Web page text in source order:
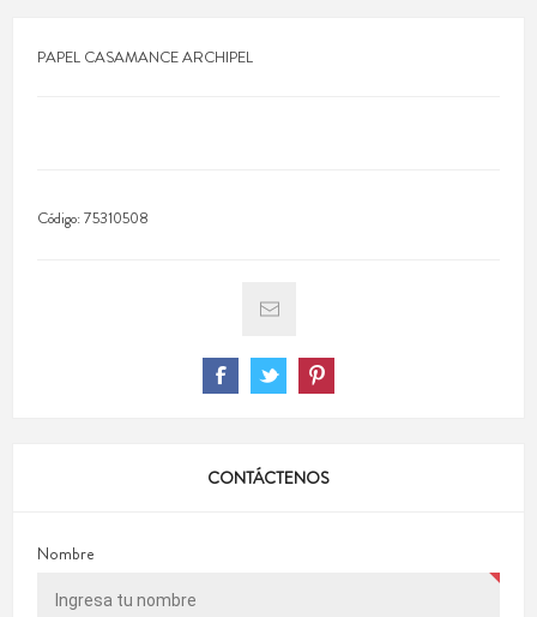
PAPEL CASAMANCE ARCHIPEL
Código:75310508
CONTÁCTENOS
Nombre